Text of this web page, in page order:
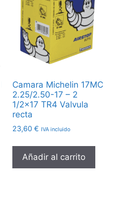
Camara Michelin 17MC
2.25/2.50-17 – 2
1/2×17 TR4 Valvula
recta
23,60 € IVA incluido
Añadir al carrito